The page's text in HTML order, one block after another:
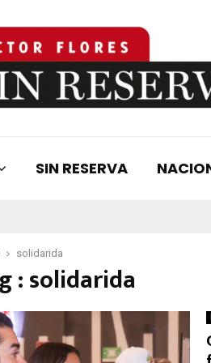
SIN RESERVA
solidarida
: solidarida